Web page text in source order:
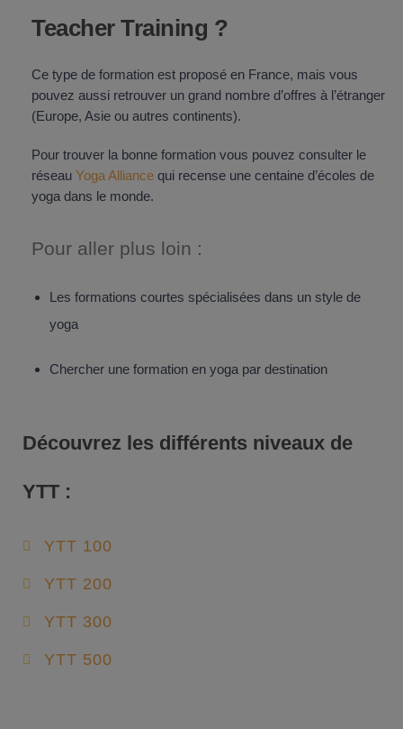
Teacher Training ?
Ce type de formation est proposé en France, mais vous
pouvez aussi retrouver un grand nombre d’offres à l’étranger
(Europe, Asie ou autres continents).
Pour trouver la bonne formation vous pouvez consulter le
réseau Yoga Alliance qui recense une centaine d’écoles de
yoga dans le monde.
Pour aller plus loin :
Les formations courtes spécialisées dans un style de
yoga
Chercher une formation en yoga par destination
Découvrez les différents niveaux de
YTT :
YTT 100
YTT 200
YTT 300
YTT 500